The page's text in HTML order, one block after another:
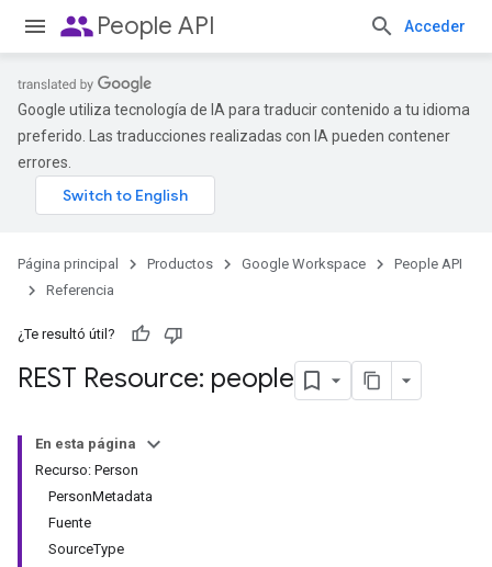
peoplePeople API Acceder
Google utiliza tecnología de IA para traducir contenido a tu idioma
preferido. Las traducciones realizadas con IA pueden contener
errores.
Página principal Productos Google Workspace
People API
Referencia
¿Te resultó útil?
REST Resource: people
En esta página
Recurso: Person
PersonMetadata
Fuente
SourceType